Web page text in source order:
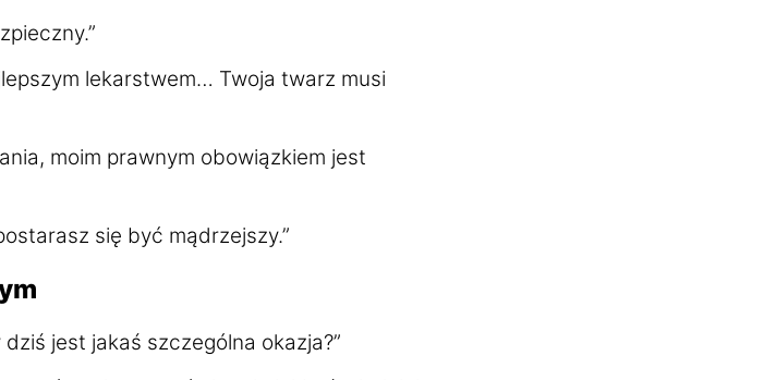
lekarstwem… Twoja twarz musi
moim prawnym obowiązkiem jest
się być mądrzejszy.”
jest jakaś szczególna okazja?”